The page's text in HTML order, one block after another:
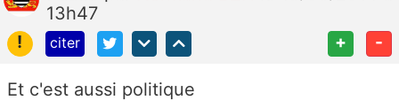
13h47
!
citer + -
Et c'est aussi politique